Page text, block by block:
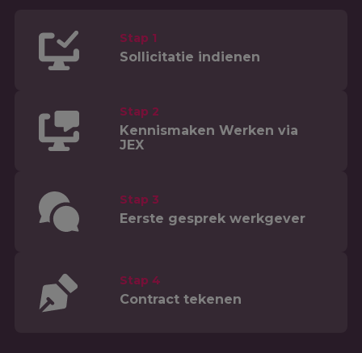
Stap 1
Sollicitatie indienen
Stap 2
Kennismaken Werken via
JEX
Stap 3
Eerste gesprek werkgever
Stap 4
Contract tekenen